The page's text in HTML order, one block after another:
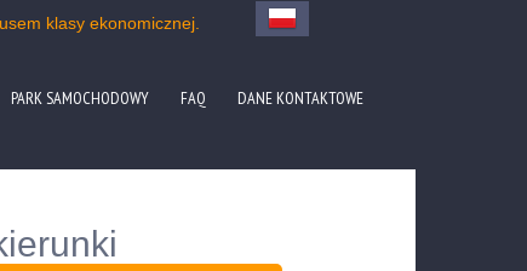
klasy ekonomicznej.
PARK SAMOCHODOWY FAQ DANE KONTAKTOWE